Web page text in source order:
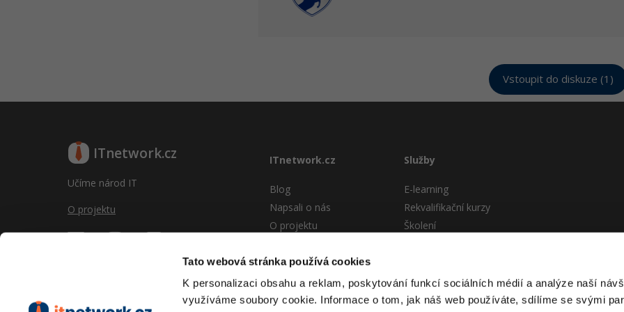
Tato webová stránka používá cookies
K personalizaci obsahu a reklam, poskytování funkcí sociálních médií a analýze naší
využíváme soubory cookie. Informace o tom, jak náš web používáte, sdílíme se svými
Vstoupit do diskuze (1)
ITnetwork.cz
Učíme národ IT
O projektu
ITnetwork.cz
Blog
Napsali o nás
O projektu
Vývoj systému
Provozní podmínky
RSS
Služby
E-learning
Rekvalifikační kurzy
Školení